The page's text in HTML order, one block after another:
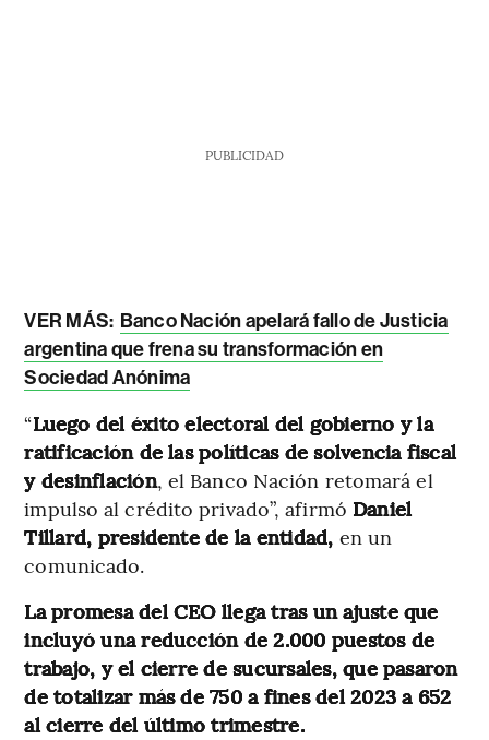
PUBLICIDAD
VER MÁS: Banco Nación apelará fallo de Justicia
argentina que frena su transformación en
Sociedad Anónima
“Luego del éxito electoral del gobierno y la
ratificación de las políticas de solvencia fiscal
y desinflación, el Banco Nación retomará el
impulso al crédito privado”, afirmó Daniel
Tillard, presidente de la entidad, en un
comunicado.
La promesa del CEO llega tras un ajuste que
incluyó una reducción de 2.000 puestos de
trabajo, y el cierre de sucursales, que pasaron
de totalizar más de 750 a fines del 2023 a 652
al cierre del último trimestre.